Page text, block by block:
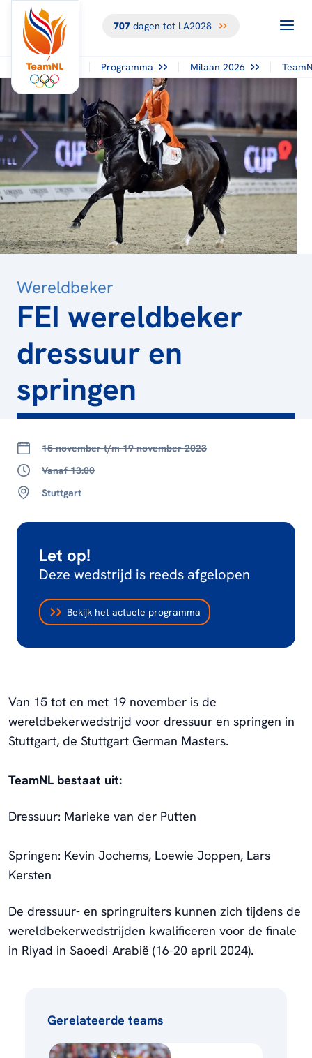
707dagen tot LA2028
Programma Milaan 2026
Wereldbeker
FEI wereldbeker
dressuur en
springen
15 november t/m 19 november 2023
Vanaf 13:00
Stuttgart
Let op!
Deze wedstrijd is reeds afgelopen
Bekijk het actuele programma
TERUG NAAR
OVERZICHT
Van 15 tot en met 19 november is de
wereldbekerwedstrijd voor dressuur en springen in
Stuttgart, de Stuttgart German Masters.
TeamNL bestaat uit:
Dressuur: Marieke van der Putten
Springen: Kevin Jochems, Loewie Joppen, Lars
Kersten
De dressuur- en springruiters kunnen zich tijdens de
wereldbekerwedstrijden kwalificeren voor de finale
in Riyad in Saoedi-Arabië (16-20 april 2024).
Gerelateerde teams